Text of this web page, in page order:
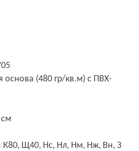
основа (480 гр/кв.м) с ПВХ-
К80, Щ40, Нc, Нл, Нм, Нж, Вн, З